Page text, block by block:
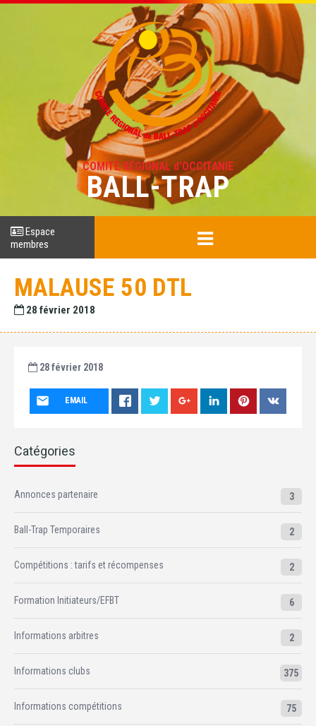
COMITÉ RÉGIONAL d'OCCITANIE
BALL-TRAP
Espace
membres
MALAUSE 50 DTL
28 février 2018
28 février 2018
EMAIL
Catégories
Annonces partenaire 3
Ball-Trap Temporaires 2
Compétitions : tarifs et récompenses 2
Formation Initiateurs/EFBT 6
Informations arbitres 2
Informations clubs 375
Informations compétitions 75